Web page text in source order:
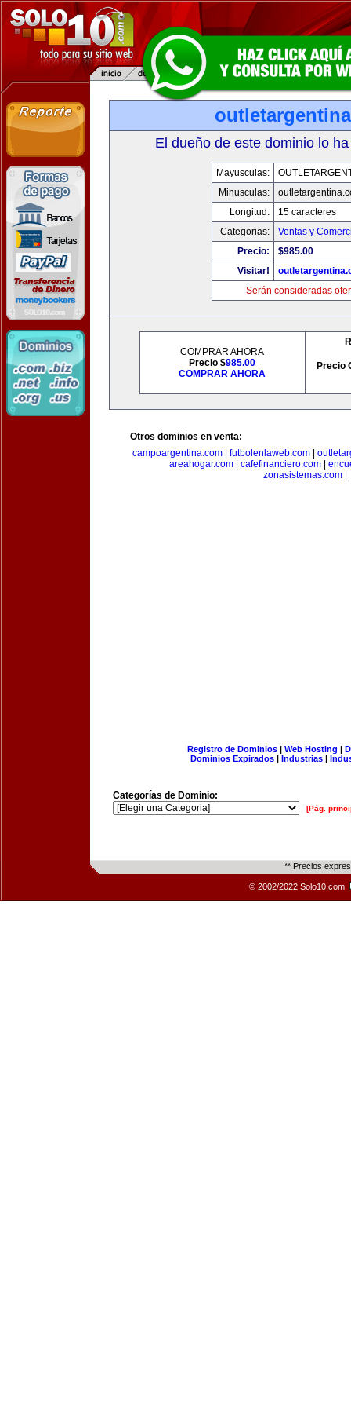
El dueño de este dominio lo
Mayusculas:
Minusculas:
Longitud:
15 caracteres
Categorias:
Ventas y
Precio:
$985.00
Visitar!
Serán consideradas
COMPRAR AHORA
Precio $985.00
COMPRAR AHORA
Precio
Otros dominios en venta:
campoargentina.com| futbolenlaweb.com|
areahogar.com| cafefinanciero.com|
zonasistemas.com|
Registro de Dominios| Web Hosting |
Dominios Expirados | Industrias |
Categorías de Dominio:
[Pág.
** Precios
© 2002/2022 Solo10.com